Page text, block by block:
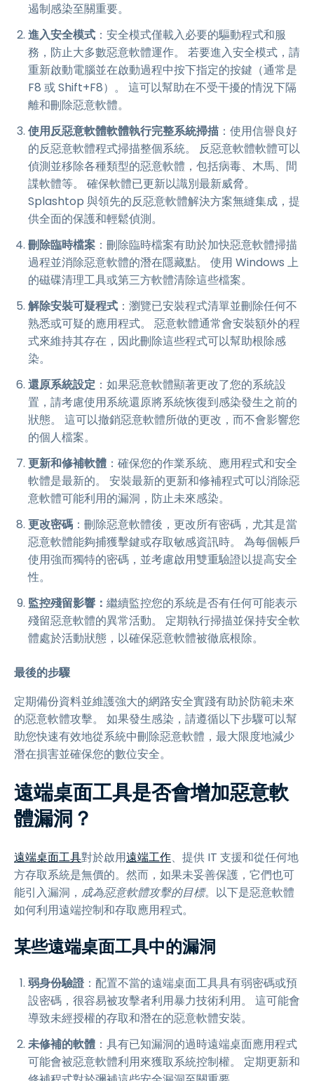
遏制感染至關重要。
進入安全模式 ：安全模式僅載入必要的驅動程式和服
務，防止大多數惡意軟體運作。 若要進入安全模式，請
重新啟動電腦並在啟動過程中按下指定的按鍵（通常是
F8 或 Shift+F8）。 這可以幫助在不受干擾的情況下隔
離和刪除惡意軟體。
使用反惡意軟體軟體執行完整系統掃描 ：使用信譽良好
的反惡意軟體程式掃描整個系統。 反惡意軟體軟體可以
偵測並移除各種類型的惡意軟體，包括病毒、木馬、間
諜軟體等。 確保軟體已更新以識別最新威脅。
Splashtop 與領先的反惡意軟體解決方案無縫集成，提
供全面的保護和輕鬆偵測。
刪除臨時檔案 ：刪除臨時檔案有助於加快惡意軟體掃描
過程並消除惡意軟體的潛在隱藏點。 使用 Windows 上
的磁碟清理工具或第三方軟體清除這些檔案。
解除安裝可疑程式 ：瀏覽已安裝程式清單並刪除任何不
熟悉或可疑的應用程式。 惡意軟體通常會安裝額外的程
式來維持其存在，因此刪除這些程式可以幫助根除感
染。
還原系統設定 ：如果惡意軟體顯著更改了您的系統設
置，請考慮使用系統還原將系統恢復到感染發生之前的
狀態。 這可以撤銷惡意軟體所做的更改，而不會影響您
的個人檔案。
更新和修補軟體 ：確保您的作業系統、應用程式和安全
軟體是最新的。 安裝最新的更新和修補程式可以消除惡
意軟體可能利用的漏洞，防止未來感染。
更改密碼 ：刪除惡意軟體後，更改所有密碼，尤其是當
惡意軟體能夠捕獲擊鍵或存取敏感資訊時。 為每個帳戶
使用強而獨特的密碼，並考慮啟用雙重驗證以提高安全
性。
監控殘留影響： 繼續監控您的系統是否有任何可能表示
殘留惡意軟體的異常活動。 定期執行掃描並保持安全軟
體處於活動狀態，以確保惡意軟體被徹底根除。
最後的步驟
定期備份資料並維護強大的網路安全實踐有助於防範未來
的惡意軟體攻擊。 如果發生感染，請遵循以下步驟可以幫
助您快速有效地從系統中刪除惡意軟體，最大限度地減少
潛在損害並確保您的數位安全。
遠端桌面工具是否會增加惡意軟
體漏洞？
遠端桌面工具對於啟用遠端工作、提供 IT 支援和從任何地
方存取系統是無價的。然而，如果未妥善保護，它們也可
能引入漏洞， 成為惡意軟體攻擊的目標。以下是惡意軟體
如何利用遠端控制和存取應用程式。
某些遠端桌面工具中的漏洞
弱身份驗證：配置不當的遠端桌面工具具有弱密碼或預
設密碼，很容易被攻擊者利用暴力技術利用。 這可能會
導致未經授權的存取和潛在的惡意軟體安裝。
未修補的軟體 ：具有已知漏洞的過時遠端桌面應用程式
可能會被惡意軟體利用來獲取系統控制權。 定期更新和